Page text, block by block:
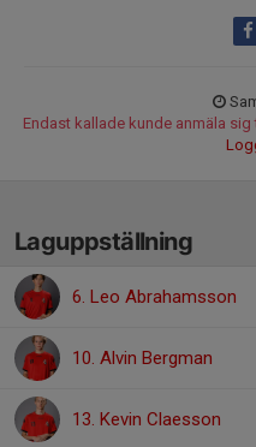
Endast kallade kunde anmäla
Laguppställning
6. Leo Abrahamsson
10. Alvin Bergman
13. Kevin Claesson